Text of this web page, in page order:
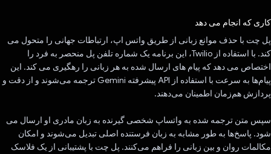
کاری که انجام می دهد
پل چت با حذف موانع زبانی از طریق واتس اپ، ارتباطات جهانی را متحول می
کند. با استفاده از Twilio، این برنامه یک شماره تلفن پل منحصر به فرد را
اختصاص می دهد که پیام های ارسال شده به هر زبانی را رهگیری می کند. این
پیام‌ها به سرعت با استفاده از API پیشرفته Gemini ترجمه می‌شوند و از دقت و
پردازش هم‌زمان اطمینان می‌دهند.
سپس متن ترجمه شده به واتساپ شخصی گیرنده به زبان مادری او ارسال می
شود. پاسخ‌ها به طور مشابه به زبان فرستنده اصلی تبدیل می‌شوند و امکان
مکالمات روان و بین زبانی را فراهم می‌کنند. پل چت با پشتیبانی از یک فلاسک